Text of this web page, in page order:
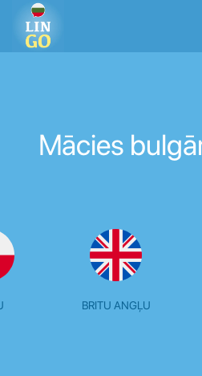
Mācies
BRITU ANGĻU